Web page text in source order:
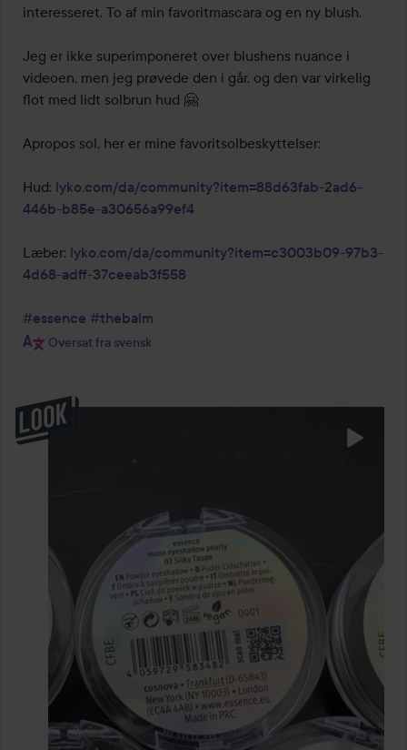
interesseret. To af min favoritmascara og en ny blush.
Jeg er ikke superimponeret over blushens nuance i
videoen, men jeg prøvede den i går, og den var virkelig
flot med lidt solbrun hud 🤗
Apropos sol, her er mine favoritsolbeskyttelser:
Hud: lyko.com/da/community?item=88d63fab-2ad6-
446b-b85e-a30656a99ef4
Læber: lyko.com/da/community?item=c3003b09-97b3-
4d68-adff-37ceeab3f558
#essence #thebalm
Oversat fra svensk